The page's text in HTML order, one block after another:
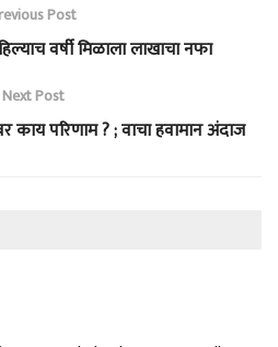
Post
वर्षी मिळाला लाखाचा नफा
Next Post
काय परिणाम ? ; वाचा हवामान अंदाज